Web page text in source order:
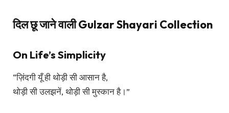
दिल छू जाने वाली Gulzar Shayari Collection
On Life’s Simplicity
“ज़िंदगी यूँ ही थोड़ी सी आसान है,
थोड़ी सी उलझनें, थोड़ी सी मुस्कान है।”